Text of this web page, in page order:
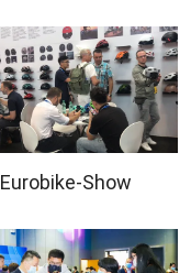
Eurobike-Show